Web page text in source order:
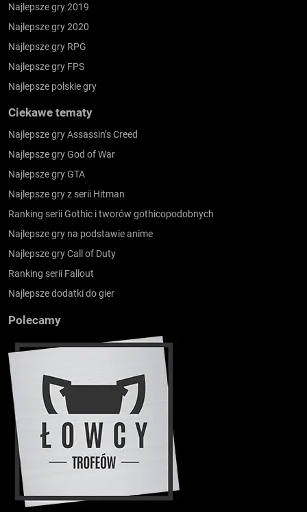
Najlepsze gry 2019
Najlepsze gry 2020
Najlepsze gry RPG
Najlepsze gry FPS
Najlepsze polskie gry
Ciekawe tematy
Najlepsze gry Assassin’s Creed
Najlepsze gry God of War
Najlepsze gry GTA
Najlepsze gry z serii Hitman
Ranking serii Gothic i tworów gothicopodobnych
Najlepsze gry na podstawie anime
Najlepsze gry Call of Duty
Ranking serii Fallout
Najlepsze dodatki do gier
Polecamy